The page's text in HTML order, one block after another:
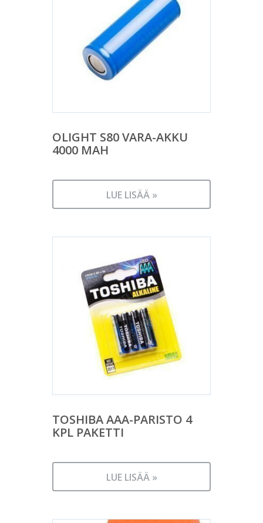
OLIGHT S80 VARA-AKKU
4000 MAH
LUE LISÄÄ »
TOSHIBA AAA-PARISTO 4
KPL PAKETTI
LUE LISÄÄ »